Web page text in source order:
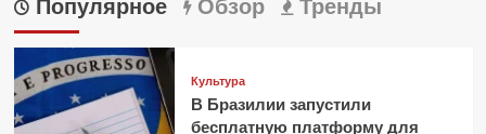
Популярное Обзор Тренды
Культура
В Бразилии запустили
бесплатную платформу для